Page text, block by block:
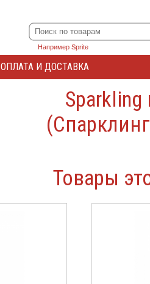
Например Sprite
ОПЛАТА И ДОСТАВКА
Sparkling
Товары